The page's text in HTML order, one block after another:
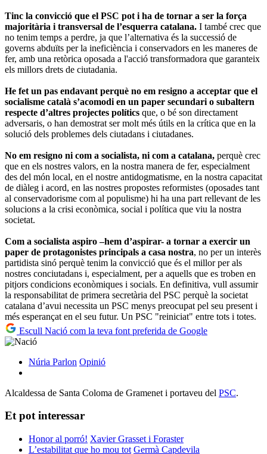
Tinc la convicció que el PSC pot i ha de tornar a ser la força
majoritària i transversal de l’esquerra catalana. I també crec que
no tenim temps a perdre, ja que l’alternativa és la successió de
governs abduïts per la ineficiència i conservadors en les maneres de
fer, amb una retòrica oposada a l'acció transformadora que garanteix
els millors drets de ciutadania.
He fet un pas endavant perquè no em resigno a acceptar que el
socialisme català s’acomodi en un paper secundari o subaltern
respecte d’altres projectes polítics que, o bé son directament
adversaris, o han demostrat ser molt més útils en la crítica que en la
solució dels problemes dels ciutadans i ciutadanes.
No em resigno ni com a socialista, ni com a catalana, perquè crec
que en els nostres valors, en la nostra manera de fer, especialment
des del món local, en el nostre antidogmatisme, en la nostra capacitat
de diàleg i acord, en las nostres propostes reformistes (oposades tant
al conservadorisme com al populisme) hi ha una part rellevant de les
solucions a la crisi econòmica, social i política que viu la nostra
societat.
Com a socialista aspiro –hem d’aspirar- a tornar a exercir un
paper de protagonistes principals a casa nostra, no per un interès
partidista sinó perquè tenim la convicció que és el millor per als
nostres conciutadans i, especialment, per a aquells que es troben en
pitjors condicions econòmiques i socials. En definitiva, vull assumir
la responsabilitat de primera secretària del PSC perquè la societat
catalana d’avui necessita un PSC menys preocupat pel seu present i
més esperançat en el seu futur. Un PSC "reiniciat" entre tots i totes.
Escull Nació com la teva font preferida de Google
Núria Parlon Opinió
Alcaldessa de Santa Coloma de Gramenet i portaveu del PSC.
Et pot interessar
Honor al porró! Xavier Grasset i Foraster
L’estabilitat que ho mou tot Germà Capdevila